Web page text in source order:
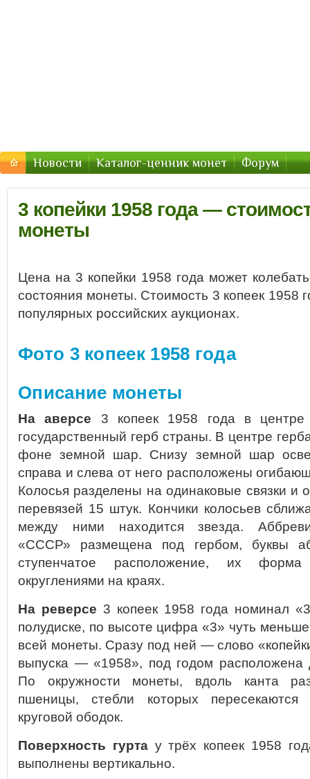
Новости Каталог-ценник монет Форум
3 копейки 1958 года —
монеты
Цена на 3 копейки 1958 года может
состояния монеты. Стоимость 3 копеек 1958
популярных российских аукционах.
Фото 3 копеек 1958 года
Описание монеты
На аверсе 3 копеек 1958 года в
государственный герб страны. В центре
фоне земной шар. Снизу земной шар
справа и слева от него расположены
Колосья разделены на одинаковые связки и
перевязей 15 штук. Кончики колосьев
между ними находится звезда.
«СССР» размещена под гербом, буквы
ступенчатое расположение, их
округлениями на краях.
На реверсе 3 копеек 1958 года номинал
полудиске, по высоте цифра «3» чуть
всей монеты. Сразу под ней — слово
выпуска — «1958», под годом расположена
По окружности монеты, вдоль канта
пшеницы, стебли которых
круговой ободок.
Поверхность гуртау трёх копеек 1958
выполнены вертикально.